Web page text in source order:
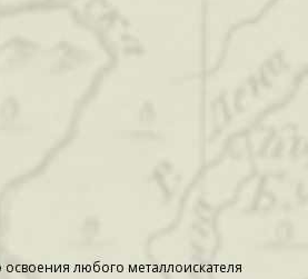
любого металлоискателя